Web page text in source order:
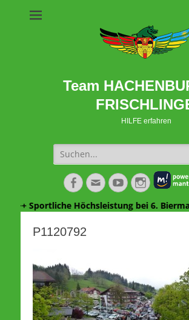
Team
HILFE erfahren
Suche
nach:
Facebook
E-
Mail
YouTube
+++ Sportliche Höchsleistung bei 6.
P1120792